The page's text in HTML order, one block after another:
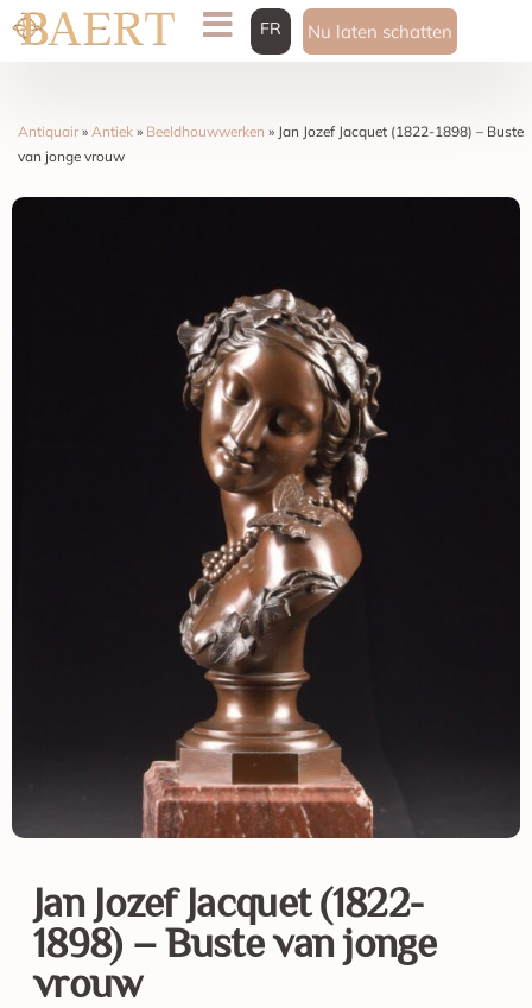
FR Nu laten schatten
Antiquair» Antiek » Beeldhouwwerken » Jan Jozef Jacquet (1822-1898) – Buste
van jonge vrouw
Jan Jozef Jacquet (1822-
1898) – Buste van jonge
vrouw